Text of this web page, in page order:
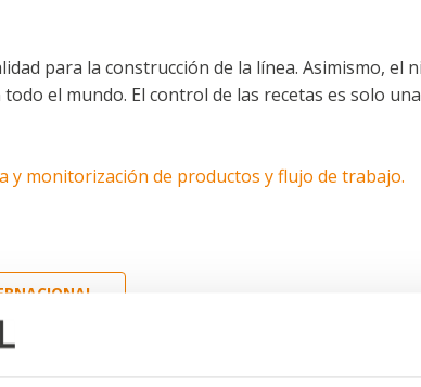
para la construcción de la línea. Asimismo, el
el mundo. El control de las recetas es solo
y monitorización de productos y flujo de trabajo.